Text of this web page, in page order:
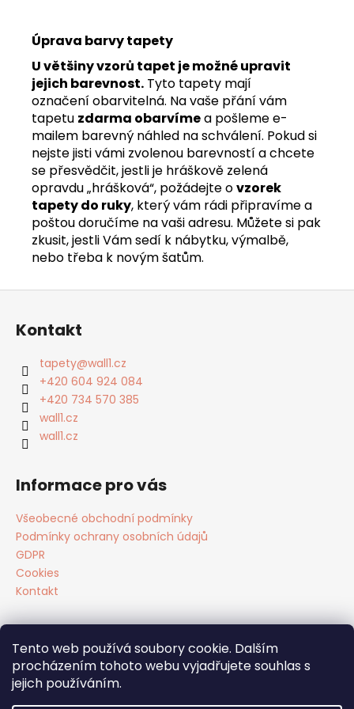
Tento web používá soubory cookie. Dalším
procházením tohoto webu vyjadřujete souhlas s
jejich používáním.
Úprava barvy tapety
U většiny vzorů tapet je možné upravit
jejich barevnost. Tyto tapety mají
označení obarvitelná. Na vaše přání vám
tapetu zdarma obarvímea pošleme e-
mailem barevný náhled na schválení. Pokud si
nejste jisti vámi zvolenou barevností a chcete
se přesvědčit, jestli je hráškově zelená
opravdu „hrášková“, požádejte ovzorek
tapety do ruky, který vám rádi připravíme a
poštou doručíme na vaši adresu. Můžete si pak
zkusit, jestli Vám sedí k nábytku, výmalbě,
nebo třeba k novým šatům.
Z
Kontakt
tapety@wall1.cz
+420 604 924 084
+420 734 570 385
wall1.cz
wall1.cz
Informace pro vás
Všeobecné obchodní podmínky
Podmínky ochrany osobních údajů
GDPR
Cookies
Kontakt
Facebook